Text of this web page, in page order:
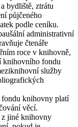
bydliště, ztrátu
půjčeného
podle ceníku.
administrativní
čtenáře
roce v knihovně,
knihovního fondu
služby
knihovny platí
věcí.
z jiné knihovny